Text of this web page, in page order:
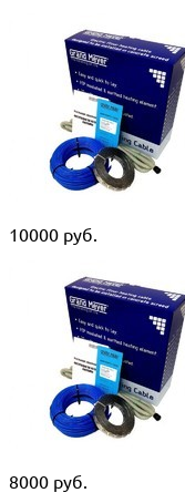
10000 руб.
8000 руб.